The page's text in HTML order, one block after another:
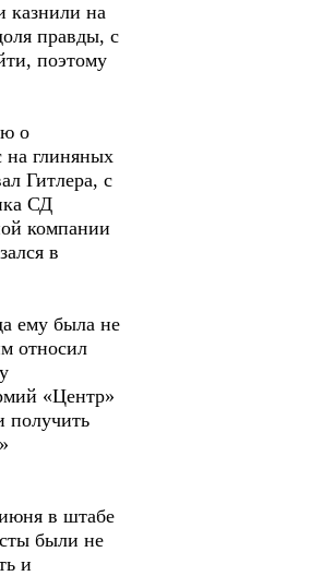
казнили на
правды, с
поэтому
о
на глиняных
Гитлера, с
СД
компании
в
ему была не
относил
«Центр»
получить
в штабе
были не
и